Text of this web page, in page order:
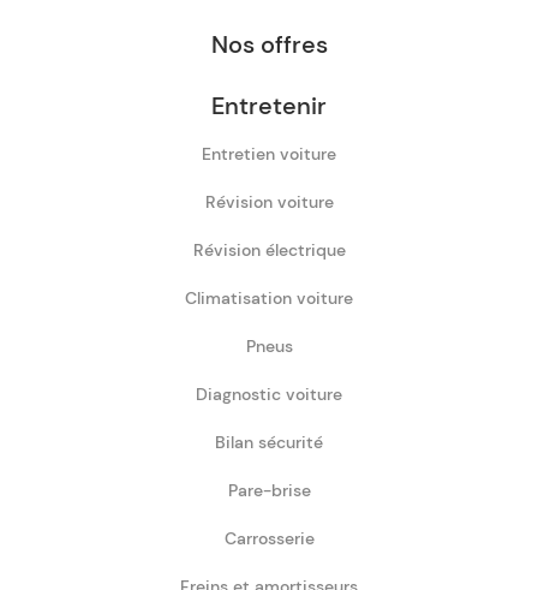
Nos offres
Entretenir
Entretien voiture
Révision voiture
Révision électrique
Climatisation voiture
Pneus
Diagnostic voiture
Bilan sécurité
Pare-brise
Carrosserie